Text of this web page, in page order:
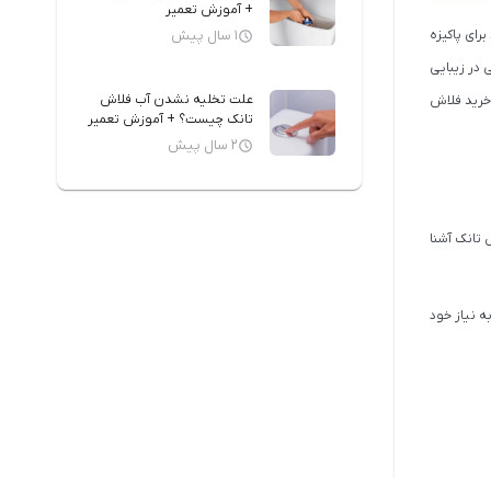
پاکیزه
زیبایی
قصد خرید فلاش
تانک آشنا
نیاز خود
+ آموزش تعمیر
1 سال پیش
علت تخلیه نشدن آب فلاش
تانک چیست؟ + آموزش تعمیر
2 سال پیش